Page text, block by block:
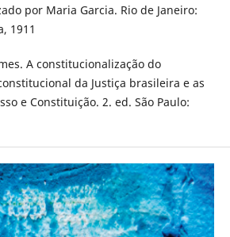
por Maria Garcia. Rio de Janeiro:
1911
A constitucionalização do
da Justiça brasileira e as
e Constituição. 2. ed. São Paulo: